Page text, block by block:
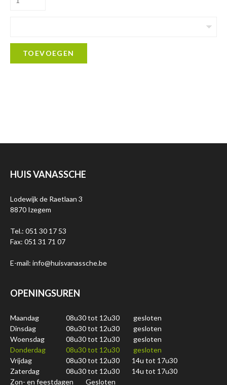
TOEVOEGEN
HUIS VANASSCHE
Lodewijk de Raetlaan 3
8870 Izegem
Tel.: 051 30 17 53
Fax: 051 31 71 07
E-mail: info@huisvanassche.be
OPENINGSUREN
Maandag 08u30 tot 12u30
gesloten
Dinsdag
08u30 tot 12u30
gesloten
Woensdag
08u30 tot 12u30
gesloten
Donderdag
08u30 tot 12u30
gesloten
Vrijdag
08u30 tot 12u30
14u tot 17u30
Zaterdag
08u30 tot 12u30
14u tot 17u30
Zon- en feestdagen
Gesloten